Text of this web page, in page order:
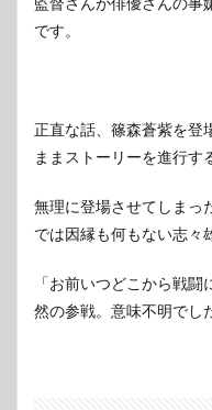
監督さんが俳優さんの事
です。
正直な話、篠森蒼紫を登
ままストーリーを進行す
無理に登場させてしまっ
では因縁も何もない志々
「お前いつどこから戦
然の参戦。意味不明でし